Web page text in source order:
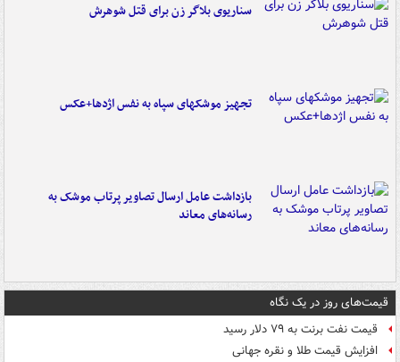
سناریوی بلاگر زن برای قتل شوهرش
تجهیز موشکهای سپاه به نفس اژدها+عکس
بازداشت عامل ارسال تصاویر پرتاب موشک به
رسانه‌های معاند
قیمت‌های روز در یک نگاه
قیمت نفت برنت به ۷۹ دلار رسید
افزایش قیمت طلا و نقره جهانی